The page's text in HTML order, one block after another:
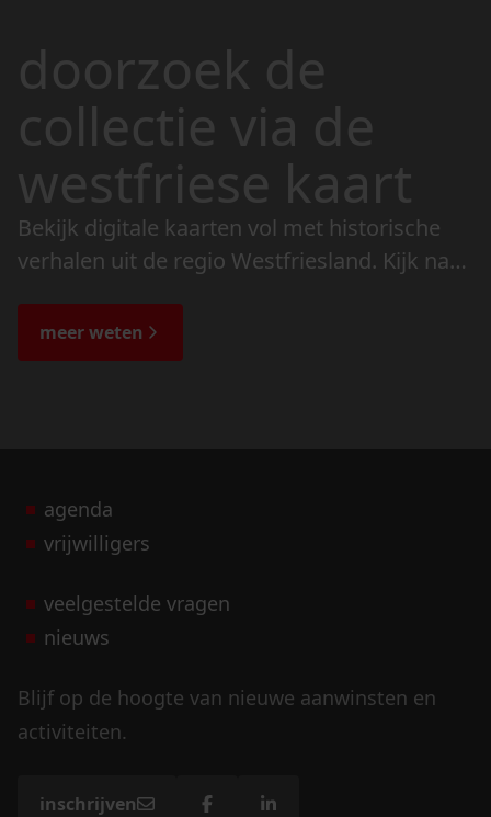
doorzoek de
collectie via de
westfriese kaart
Bekijk digitale kaarten vol met historische
verhalen uit de regio Westfriesland. Kijk naar
de bijzondere verhalen.
meer weten
agenda
vrijwilligers
veelgestelde vragen
nieuws
Blijf op de hoogte van nieuwe aanwinsten en
activiteiten.
inschrijven